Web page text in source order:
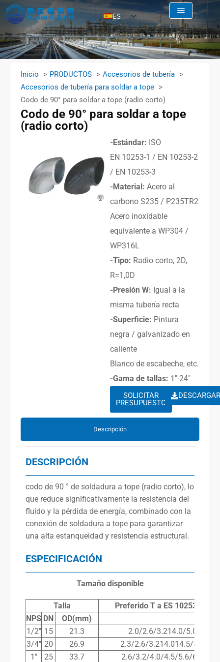
ES
EN
AR
Inicio PRODUCTOS
Accesorios de tubería
Accesorios de tubería para soldar a tope
Codo de 90° para soldar a tope (radio corto)
Codo de 90° para soldar a tope
(radio corto)
-Estándar: ISO
EN 10253-1 / EN 10253-2
/ EN 10253-3
-Material: Acero al
carbono S235 / P235TR2
Acero inoxidable
equivalente a WP304 /
WP316L
-Tipo: Radio corto, 2D,
R=1,0D
-Presión W: Igual a la
misma tubería recta
-Superficie: Pintura
negra / galvanizado en
caliente
Blanco de escabeche, etc.
-Gama de tallas: 1″-24″
SOLICITAR
PRESUPUESTO
Descripción
DESCRIPCIÓN
codo de 90 ° de soldadura a tope (radio corto), lo
que reduce significativamente la resistencia del
fluido y la pérdida de energía, combinado con la
conexión de soldadura a tope para garantizar
una alta estanqueidad y resistencia estructural.
ESPECIFICACIÓN
Tamaño disponible
Talla Preferido T a ES 10253-
NPS DN
OD(mm)
1/2″ 15 21.3
2.0/2.6/3.214.0/5.0/7.1
3/4″ 20 26.9
2.3/2.6/3.214.014.5/5.6/8.0
1″
25 33.7
2.6/3.2/4.0/4.5/5.6/6.3/8.8